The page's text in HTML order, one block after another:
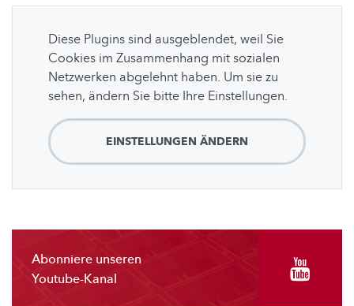
Diese Plugins sind ausgeblendet, weil Sie
Cookies im Zusammenhang mit sozialen
Netzwerken abgelehnt haben. Um sie zu
sehen, ändern Sie bitte Ihre Einstellungen.
EINSTELLUNGEN ÄNDERN
Abonniere unseren
Youtube-Kanal